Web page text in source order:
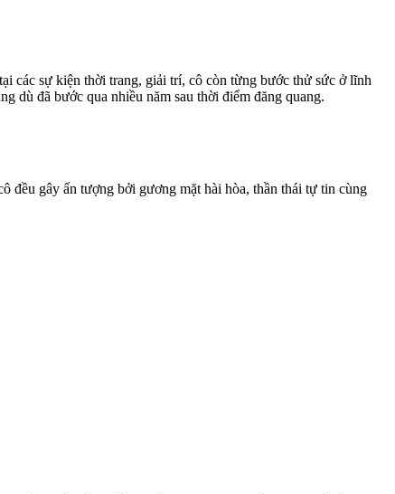
các sự kiện thời trang, giải trí, cô còn từng bước thử sức ở lĩnh
dù đã bước qua nhiều năm sau thời điểm đăng quang.
đều gây ấn tượng bởi gương mặt hài hòa, thần thái tự tin cùng